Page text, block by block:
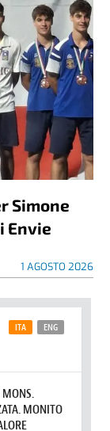
Simone
Envie
1 AGOSTO 2026